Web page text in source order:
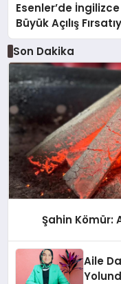
Esenler’de
Büyük Açılış
Son Dakika
Şahin Kömür:
Aile